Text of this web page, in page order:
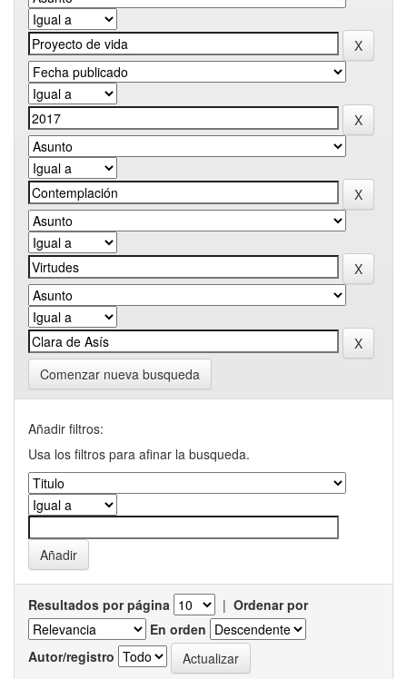
Comenzar nueva busqueda
Añadir filtros:
Usa los filtros para afinar la busqueda.
Resultados por página | Ordenar por
En orden
Autor/registro